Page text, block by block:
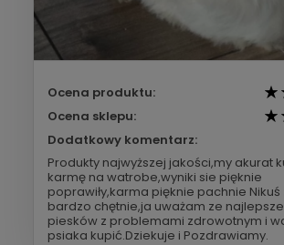
Ocena produktu:
Ocena sklepu:
Dodatkowy komentarz:
Produkty najwyższej jakości,my akurat
karmę na watrobe,wyniki sie pięknie
poprawiły,karma pięknie pachnie
bardzo chętnie,ja uważam ze
piesków z problemami zdrowotnym i
psiaka kupić.Dziekuje i Pozdrawiamy.